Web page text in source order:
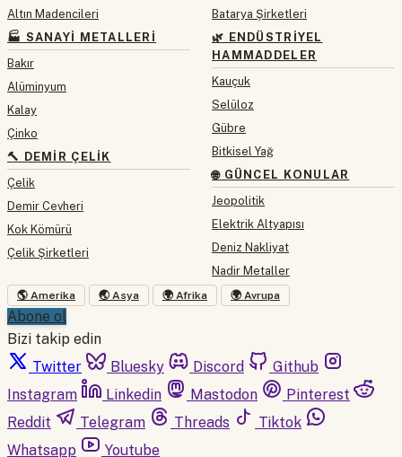
Altın Madencileri
🏭 SANAYI METALLERI
Bakır
Alüminyum
Kalay
Çinko
🔨 DEMIR ÇELIK
Çelik
Demir Cevheri
Kok Kömürü
Çelik Şirketleri
Batarya Şirketleri
🌿 ENDÜSTRIYEL
HAMMADDELER
Kauçuk
Selüloz
Gübre
Bitkisel Yağ
🌐 GÜNCEL KONULAR
Jeopolitik
Elektrik Altyapısı
Deniz Nakliyat
Nadir Metaller
🌎 Amerika 🌏 Asya 🌍 Afrika 🌍 Avrupa
Abone ol
Bizi takip edin
Twitter
Bluesky Discord
Github
Instagram
Linkedin Mastodon
Pinterest
Reddit
Telegram Threads
Tiktok
Whatsapp
Youtube